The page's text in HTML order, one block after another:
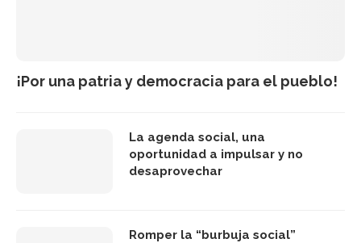
¡Por una patria y democracia para el pueblo!
La agenda social, una
oportunidad a impulsar y no
desaprovechar
Romper la “burbuja social”